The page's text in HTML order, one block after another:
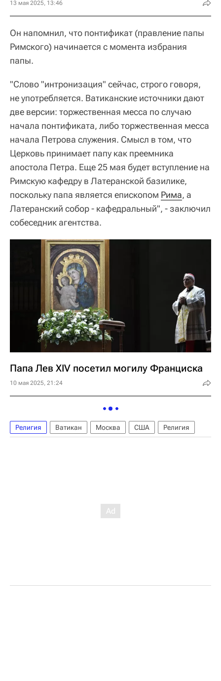
13 мая 2025, 13:46
Он напомнил, что понтификат (правление папы
Римского) начинается с момента избрания
папы.
"Слово "интронизация" сейчас, строго говоря,
не употребляется. Ватиканские источники дают
две версии: торжественная месса по случаю
начала понтификата, либо торжественная месса
начала Петрова служения. Смысл в том, что
Церковь принимает папу как преемника
апостола Петра. Еще 25 мая будет вступление на
Римскую кафедру в Латеранской базилике,
поскольку папа является епископом Рима, а
Латеранский собор - кафедральный", - заключил
собеседник агентства.
Папа Лев XIV посетил могилу Франциска
10 мая 2025, 21:24
Религия Ватикан Москва США Религия